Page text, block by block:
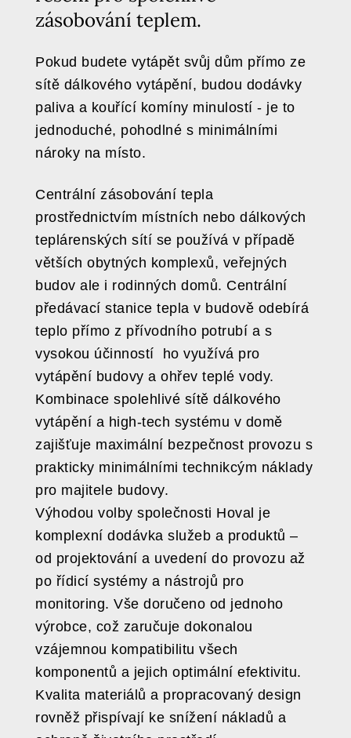
zásobování teplem.
Pokud budete vytápět svůj dům přímo ze
sítě dálkového vytápění, budou dodávky
paliva a kouřící komíny minulostí - je to
jednoduché, pohodlné s minimálními
nároky na místo.
Centrální zásobování tepla
prostřednictvím místních nebo dálkových
teplárenských sítí se používá v případě
větších obytných komplexů, veřejných
budov ale i rodinných domů. Centrální
předávací stanice tepla v budově odebírá
teplo přímo z přívodního potrubí a s
vysokou účinností ho využívá pro
vytápění budovy a ohřev teplé vody.
Kombinace spolehlivé sítě dálkového
vytápění a high-tech systému v domě
zajišťuje maximální bezpečnost provozu s
prakticky minimálními technikcým náklady
pro majitele budovy.
Výhodou volby společnosti Hoval je
komplexní dodávka služeb a produktů –
od projektování a uvedení do provozu až
po řídicí systémy a nástrojů pro
monitoring. Vše doručeno od jednoho
výrobce, což zaručuje dokonalou
vzájemnou kompatibilitu všech
komponentů a jejich optimální efektivitu.
Kvalita materiálů a propracovaný design
rovněž přispívají ke snížení nákladů a